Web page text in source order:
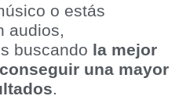
o estás
audios,
buscando la mejor
una mayor
.